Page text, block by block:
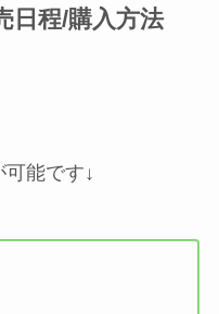
日程/購入方法
能です↓